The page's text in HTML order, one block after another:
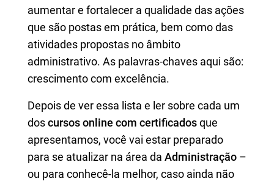
aumentar e fortalecer a qualidade das ações
que são postas em prática, bem como das
atividades propostas no âmbito
administrativo. As palavras-chaves aqui são:
crescimento com excelência.
Depois de ver essa lista e ler sobre cada um
doscursos online com certificadosque
apresentamos, você vai estar preparado
para se atualizar na área da Administração –
ou para conhecê-la melhor, caso ainda não